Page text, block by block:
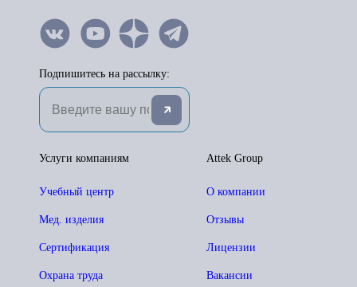
Подпишитесь на рассылку:
Attek Group
О компании
Отзывы
Лицензии
Вакансии
Услуги компаниям
Учебный центр
Мед. изделия
Сертификация
Охрана труда